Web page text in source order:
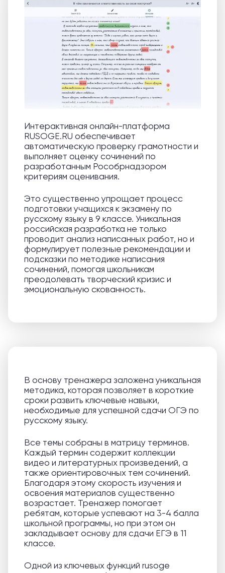
Интерактивная онлайн-платформа
RUSOGE.RU обеспечивает
автоматическую проверку грамотности и
выполняет оценку сочинений по
разработанным Рособрнадзором
критериям оценивания.
Это существенно упрощает процесс
подготовки учащихся к экзамену по
русскому языку в 9 классе. Уникальная
российская разработка не только
проводит анализ написанных работ, но и
формулирует полезные рекомендации и
подсказки по методике написания
сочинений, помогая школьникам
преодолевать творческий кризис и
эмоциональную скованность.
В основу тренажера заложена уникальная
методика, которая позволяет в короткие
сроки развить ключевые навыки,
необходимые для успешной сдачи ОГЭ по
русскому языку.
Все темы собраны в матрицу терминов.
Каждый термин содержит коллекции
видео и литературных произведений, а
также ориентировочных тем сочинений.
Благодаря этому скорость изучения и
освоения материалов существенно
возрастает. Тренажер помогает
ребятам, которые успевают на 3-4 балла
школьной программы, но при этом он
закладывает основу для сдачи ЕГЭ в 11
классе.
Одной из ключевых функций rusoge